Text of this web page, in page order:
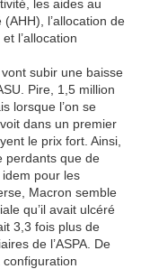
les aides au
l’allocation de
l’allocation
subir une baisse
Pire, 1,5 million
lorsque l’on se
dans un premier
le prix fort. Ainsi,
perdants que de
pour les
Macron semble
qu’il avait ulcéré
3,3 fois plus de
de l’ASPA. De